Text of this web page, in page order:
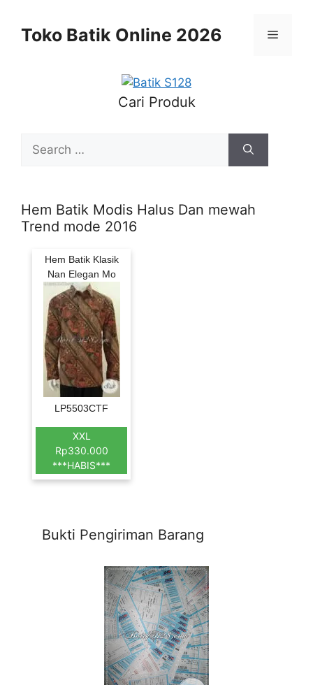
contentToko Batik Online 2026 Menu
Cari Produk
for:
Hem Batik Modis Halus Dan mewah
Trend mode 2016
Hem Batik Klasik
Nan Elegan Mo
LP5503CTF
XXL
Rp330.000
***HABIS***
Bukti Pengiriman Barang